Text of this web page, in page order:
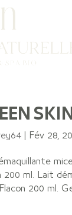
Fév 28,
200 ml. Lait
200 ml.